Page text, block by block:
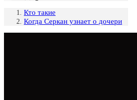
Кто такие
Когда Серкан узнает о дочери